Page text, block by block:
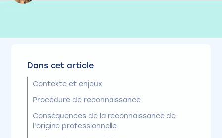
Dans cet article
Contexte et enjeux
Procédure de reconnaissance
Conséquences de la reconnaissance de
l'origine professionnelle